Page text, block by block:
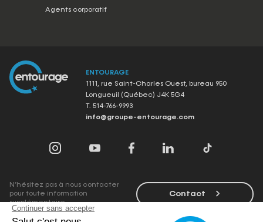
Agents corporatif
ENTOURAGE
1111, rue Saint-Charles Ouest, bureau 950
Longueuil (Québec) J4K 5G4
T. 514-766-9993
info@groupe-entourage.com
N’hésitez pas à nous contacter
pour toute information
supplémentaire.
Contact